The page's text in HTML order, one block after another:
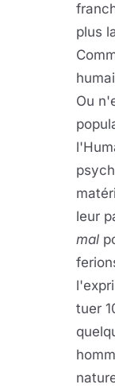
plus
Ou
leur
mal
tuer